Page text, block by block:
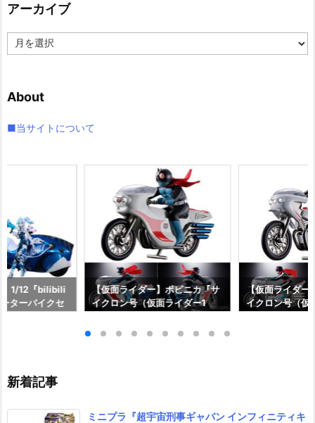
ー
アーカイブ
ー
ブ
About
■当サイトについて
】1/12『bilibili
ターバイクセ
リップストリー
【仮面ライダー】ポピニカ『サ
イクロン号（仮面ライダー1
号）』復刻玩具予約【バンダ
イ】より2027年1月発売予定♪
【仮面ライダー
イクロン号（仮
号）』復刻玩具
新着記事
ミニプラ『超宇宙刑事ギャバン インフィニティキ